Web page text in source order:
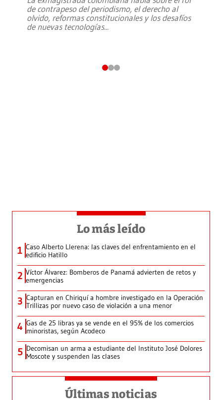
de contrapeso del periodismo, el derecho al
olvido, reformas constitucionales y los desafíos
de nuevas tecnologías...
Lo más leído
1 Caso Alberto Llerena: las claves del enfrentamiento en el
edificio Hatillo
2 Víctor Álvarez: Bomberos de Panamá advierten de retos y
emergencias
3 Capturan en Chiriquí a hombre investigado en la Operación
Trillizas por nuevo caso de violación a una menor
4 Gas de 25 libras ya se vende en el 95% de los comercios
minoristas, según Acodeco
5 Decomisan un arma a estudiante del Instituto José Dolores
Moscote y suspenden las clases
Últimas noticias